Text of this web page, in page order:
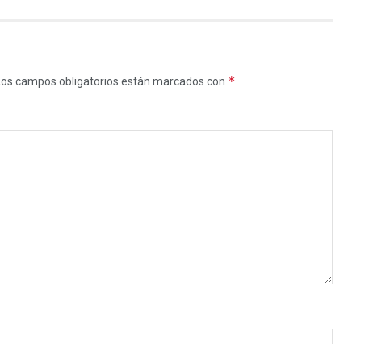
Los campos obligatorios están marcados con *